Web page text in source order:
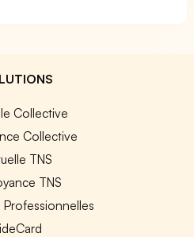
Collective
Collective
TNS
TNS
Professionnelles